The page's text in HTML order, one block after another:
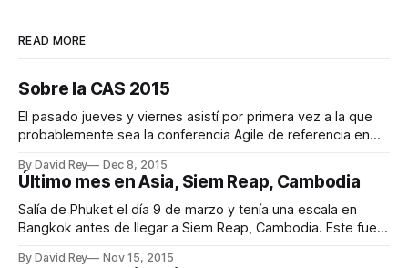
READ MORE
Sobre la CAS 2015
El pasado jueves y viernes asistí por primera vez a la que
probablemente sea la conferencia Agile de referencia en
incomparable, el Círculo de Bellas Artes. Organización La
organización estuvo impecable desde el primer momento.
Bien es cierto que la
By David Rey Dec 8, 2015
Último mes en Asia, Siem Reap, Cambodia
Salía de Phuket el día 9 de marzo y tenía una escala en
Bangkok antes de llegar a Siem Reap, Cambodia. Este fue
By David Rey Nov 15, 2015